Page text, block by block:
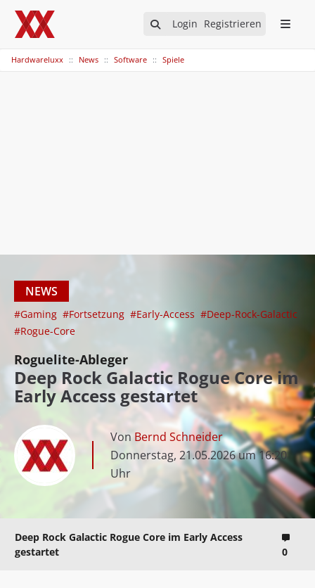
Login Registrieren
Hardwareluxx News Software Spiele
NEWS
#Gaming #Fortsetzung #Early-Access #Deep-Rock-Galactic
#Rogue-Core
Roguelite-Ableger
Deep Rock Galactic Rogue Core im
Early Access gestartet
Von Bernd Schneider
Donnerstag, 21.05.2026 um 16:20
Uhr
Deep Rock Galactic Rogue Core im Early Access
gestartet
0